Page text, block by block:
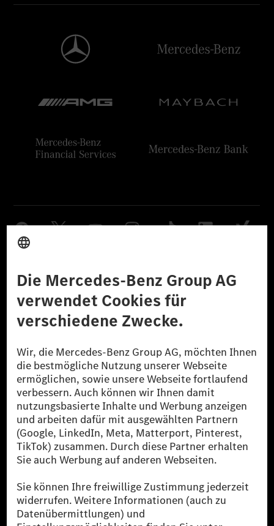
Datenschutz Lizenzhinweise Dritter Barrierefreiheit
© 2026 Mercedes-Benz Group AG. Alle Rechte vorbehalten.
[1] Bilanziell CO₂-neutral bedeutet, dass nicht vermiedene oder nicht
reduzierte CO₂-Emissionen bei der Mercedes-Benz Group durch
zertifizierte Ausgleichsprojekte kompensiert werden.
[2] Renewable Charging ist ein integraler Bestandteil von MB.CHARGE
Public in Europa, den USA, Kanada und China. Sofern an der jeweiligen
Ladestation noch kein Strom aus erneuerbaren Energien vorliegt,
verwendet Renewable Charging Grünstromzertifikate*. Diese stellen
sicher, dass für Ladevorgänge über MB.CHARGE Public eine äquivalente
Strommenge aus erneuerbaren Energien ins Stromnetz eingespeist wird.
als sechs Jahre sind.
* Inkl. EKOenergy Ökolabel
* Die angegebenen Werte wurden nach dem vorgeschriebenen
Messverfahren WLTP (Worldwide harmonised Light vehicles Test